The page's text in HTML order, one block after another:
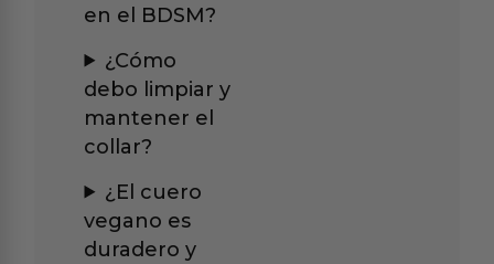
en el BDSM?
¿Cómo
debo limpiar y
mantener el
collar?
¿El cuero
vegano es
duradero y